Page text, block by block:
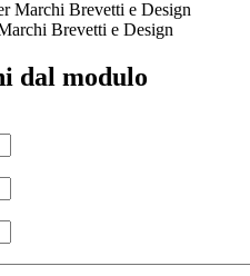
Brevetti e Design
dal modulo